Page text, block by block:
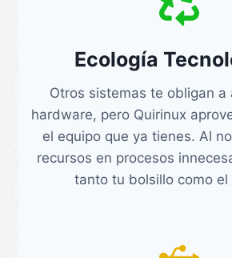
Ecología
Otros sistemas te obligan a
hardware, pero Quirinux
el equipo que ya tienes. Al
recursos en procesos
tanto tu bolsillo como el